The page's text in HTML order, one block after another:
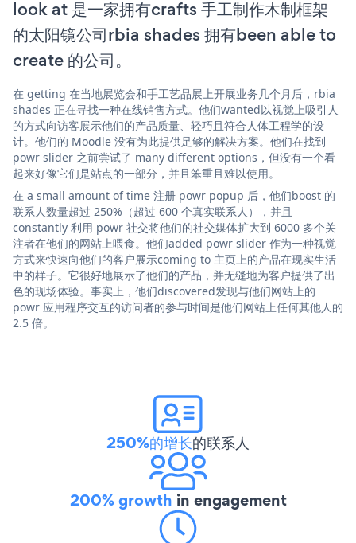
look at 是一家拥有crafts 手工制作木制框架
的太阳镜公司rbia shades 拥有been able to
create 的公司。
在 getting 在当地展览会和手工艺品展上开展业务几个月后，rbia
shades 正在寻找一种在线销售方式。他们wanted以视觉上吸引人
的方式向访客展示他们的产品质量、轻巧且符合人体工程学的设
计。他们的 Moodle 没有为此提供足够的解决方案。他们在找到
powr slider 之前尝试了 many different options，但没有一个看
起来好像它们是站点的一部分，并且笨重且难以使用。
在 a small amount of time 注册 powr popup 后，他们boost 的
联系人数量超过 250%（超过 600 个真实联系人），并且
constantly 利用 powr 社交将他们的社交媒体扩大到 6000 多个关
注者在他们的网站上喂食。他们added powr slider 作为一种视觉
方式来快速向他们的客户展示coming to 主页上的产品在现实生活
中的样子。它很好地展示了他们的产品，并无缝地为客户提供了出
色的现场体验。事实上，他们discovered发现与他们网站上的
powr 应用程序交互的访问者的参与时间是他们网站上任何其他人的
2.5 倍。
250%的增长的联系人
200% growth in engagement